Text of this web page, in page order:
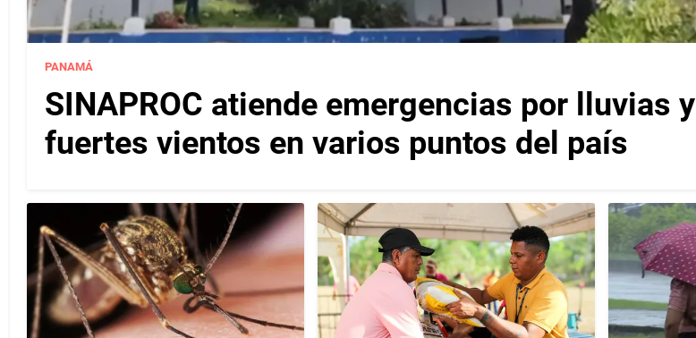
PANAMÁ
SINAPROC atiende emergencias por lluvias y
fuertes vientos en varios puntos del país